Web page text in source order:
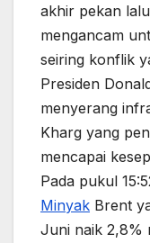
akhir pekan
mengancam
seiring konflik
Presiden
menyerang
Kharg yang
mencapai
Pada pukul
Minyak Brent
Juni naik 2,8%